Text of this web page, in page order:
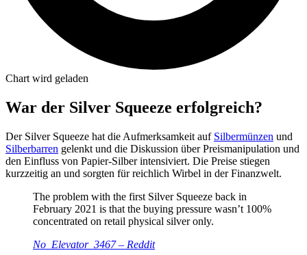
Chart wird geladen
War der Silver Squeeze erfolgreich?
Der Silver Squeeze hat die Aufmerksamkeit auf Silbermünzen und
Silberbarren gelenkt und die Diskussion über Preismanipulation und
den Einfluss von Papier-Silber intensiviert. Die Preise stiegen
kurzzeitig an und sorgten für reichlich Wirbel in der Finanzwelt.
The problem with the first Silver Squeeze back in
February 2021 is that the buying pressure wasn’t 100%
concentrated on retail physical silver only.
No_Elevator_3467 – Reddit